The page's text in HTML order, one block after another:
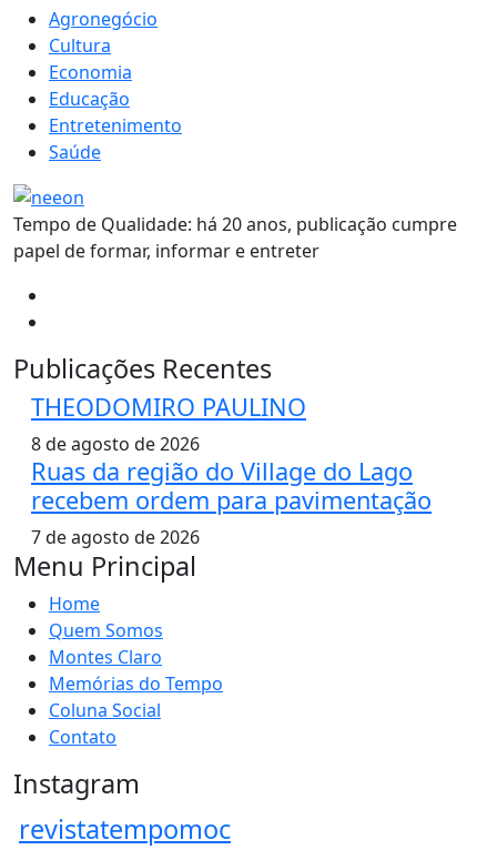
Agronegócio
Cultura
Economia
Educação
Entretenimento
Saúde
Tempo de Qualidade: há 20 anos, publicação cumpre
papel de formar, informar e entreter
Publicações Recentes
THEODOMIRO PAULINO
8 de agosto de 2026
Ruas da região do Village do Lago
recebem ordem para pavimentação
7 de agosto de 2026
Menu Principal
Home
Quem Somos
Montes Claro
Memórias do Tempo
Coluna Social
Contato
Instagram
revistatempomoc